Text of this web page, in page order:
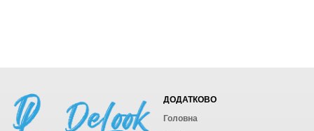
ДОДАТКОВО
Головна